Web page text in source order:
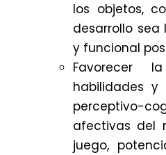
los objetos,
desarrollo
y funcional
Favorecer
habilidades y
perceptivo-
afectivas del
juego,